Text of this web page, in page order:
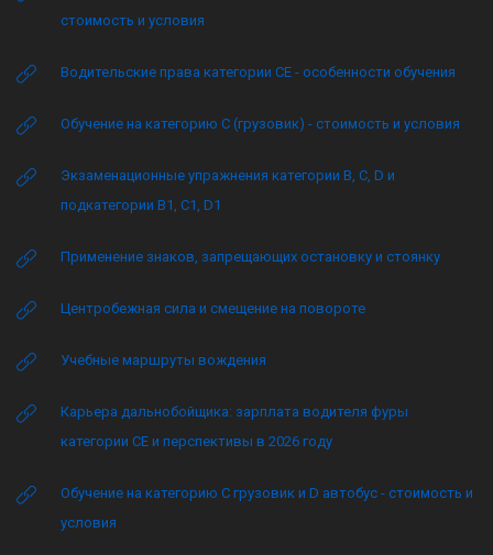
стоимость и условия
Водительские права категории CE - особенности обучения
Обучение на категорию C (грузовик) - стоимость и условия
Экзаменационные упражнения категории B, C, D и
подкатегории B1, C1, D1
Применение знаков, запрещающих остановку и стоянку
Центробежная сила и смещение на повороте
Учебные маршруты вождения
Карьера дальнобойщика: зарплата водителя фуры
категории CE и перспективы в 2026 году
Обучение на категорию C грузовик и D автобус - стоимость и
условия